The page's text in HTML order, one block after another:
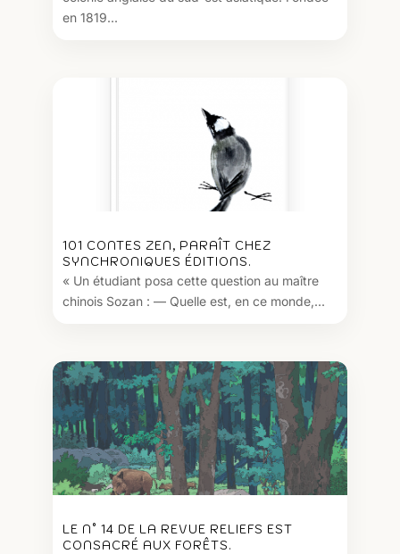
en 1819...
101 CONTES ZEN, PARAÎT CHEZ
SYNCHRONIQUES ÉDITIONS.
« Un étudiant posa cette question au maître
chinois Sozan : — Quelle est, en ce monde,...
LE N° 14 DE LA REVUE RELIEFS EST
CONSACRÉ AUX FORÊTS.